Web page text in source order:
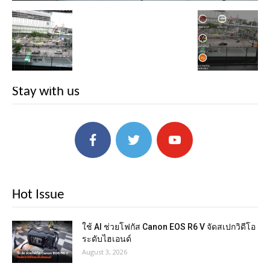
Stay with us
Hot Issue
ใช้ AI ช่วยโฟกัส Canon EOS R6 V จัดสเปกวิดีโอ
ระดับไฮเอนด์
August 3, 2026